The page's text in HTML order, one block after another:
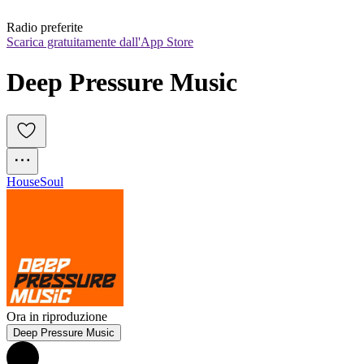
Radio preferite
Scarica gratuitamente dall'App Store
Deep Pressure Music
HouseSoul
Ora in riproduzione
Deep Pressure Music